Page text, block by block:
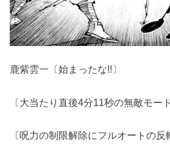
鹿紫雲一〔始まったな!!〕
〔大当たり直後4分11秒の無敵モード
〔呪力の制限解除にフルオートの反